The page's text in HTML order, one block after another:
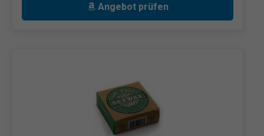
Angebot prüfen